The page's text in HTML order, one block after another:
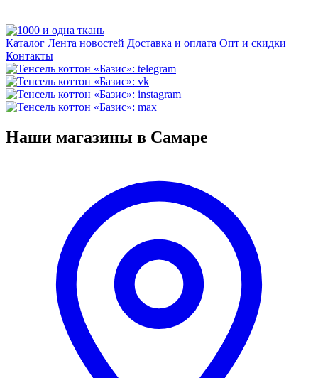
Каталог Лента новостей Доставка и оплата Опт и скидки
Контакты
Наши магазины в Самаре